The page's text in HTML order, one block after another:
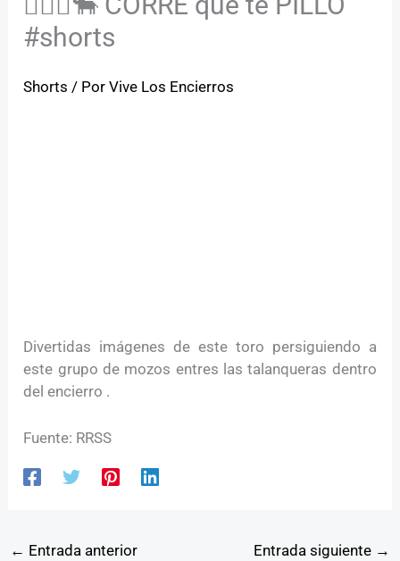
#shorts
Shorts / PorVive Los Encierros
Divertidas imágenes de este toro persiguiendo a
este grupo de mozos entres las talanqueras dentro
del encierro .
Fuente: RRSS
← Entrada anterior Entrada siguiente →